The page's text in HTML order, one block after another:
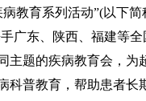
教育系列活动”(以下简
广东、陕西、福建等
主题的疾病教育会，为
科普教育，帮助患者长